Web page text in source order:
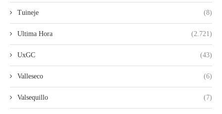
Tuineje (8)
Ultima Hora (2.721)
UxGC (43)
Valleseco (6)
Valsequillo (7)